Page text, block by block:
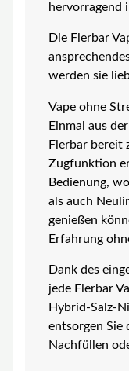
hervorragend
Die Flerbar
werden sie
Vape ohne
Einmal aus
Flerbar bereit
Zugfunktion
Bedienung,
als auch
genießen
Erfahrung
Dank des
jede Flerbar
Hybrid-Salz-
entsorgen Sie
Nachfüllen